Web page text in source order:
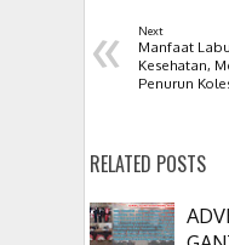
« Next
Manfaat
Kesehatan,
Penurun
RELATED POSTS